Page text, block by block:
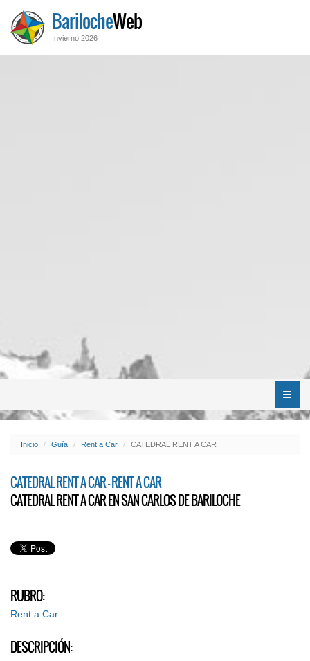
BarilocheWeb
Invierno 2026
Menú
Inicio Guía Rent a Car CATEDRAL RENT A CAR
CATEDRAL RENT A CAR - RENT A CAR
CATEDRAL RENT A CAR EN SAN CARLOS DE BARILOCHE
RUBRO:
Rent a Car
DESCRIPCIÓN: